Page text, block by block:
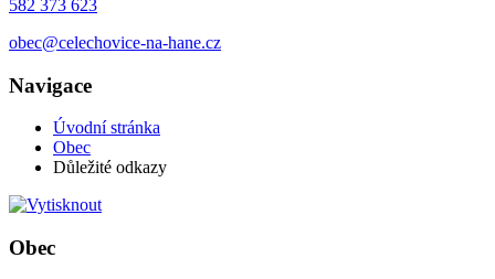
582 373 623
obec@celechovice-na-hane.cz
Navigace
Úvodní stránka
Obec
Důležité odkazy
Obec